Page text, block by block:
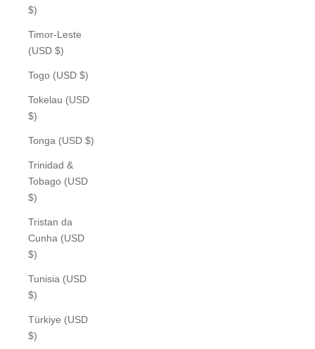
$)
Timor-Leste
(USD $)
Togo (USD $)
Tokelau (USD
$)
Tonga (USD $)
Trinidad &
Tobago (USD
$)
Tristan da
Cunha (USD
$)
Tunisia (USD
$)
Türkiye (USD
$)